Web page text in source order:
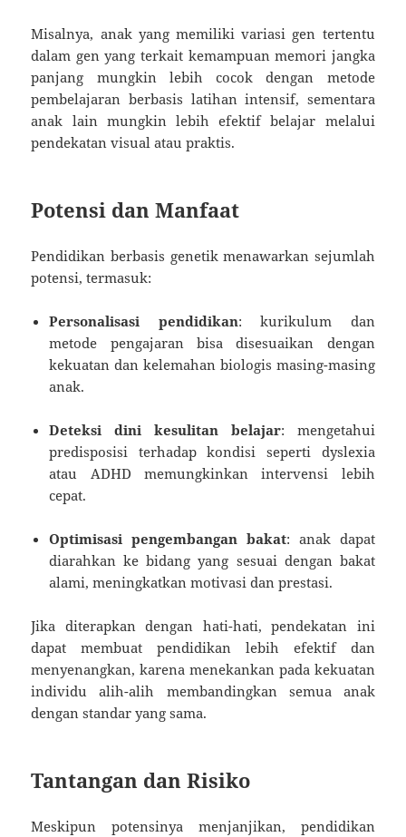
Misalnya, anak yang memiliki variasi gen tertentu
dalam gen yang terkait kemampuan memori jangka
panjang mungkin lebih cocok dengan metode
pembelajaran berbasis latihan intensif, sementara
anak lain mungkin lebih efektif belajar melalui
pendekatan visual atau praktis.
Potensi dan Manfaat
Pendidikan berbasis genetik menawarkan sejumlah
potensi, termasuk:
Personalisasi pendidikan: kurikulum dan
metode pengajaran bisa disesuaikan dengan
kekuatan dan kelemahan biologis masing-masing
anak.
Deteksi dini kesulitan belajar: mengetahui
predisposisi terhadap kondisi seperti dyslexia
atau ADHD memungkinkan intervensi lebih
cepat.
Optimisasi pengembangan bakat: anak dapat
diarahkan ke bidang yang sesuai dengan bakat
alami, meningkatkan motivasi dan prestasi.
Jika diterapkan dengan hati-hati, pendekatan ini
dapat membuat pendidikan lebih efektif dan
menyenangkan, karena menekankan pada kekuatan
individu alih-alih membandingkan semua anak
dengan standar yang sama.
Tantangan dan Risiko
Meskipun potensinya menjanjikan, pendidikan